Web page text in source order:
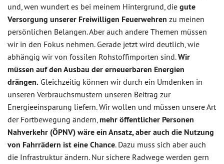
und, wen wundert es bei meinem Hintergrund, die gute
Versorgung unserer Freiwilligen Feuerwehren zu meinen
persönlichen Belangen. Aber auch andere Themen müssen
wir in den Fokus nehmen. Gerade jetzt wird deutlich, wie
abhängig wir von fossilen Rohstoffimporten sind.Wir
müssen auf den Ausbau der erneuerbaren Energien
drängen. Gleichzeitig können wir durch ein Umdenken in
unseren Verbrauchsmustern unseren Beitrag zur
Energieeinsparung liefern. Wir wollen und müssen unsere Art
der Fortbewegung ändern, mehr öffentlicher Personen
Nahverkehr (ÖPNV) wäre ein Ansatz, aber auch die Nutzung
von Fahrrädern ist eine Chance. Dazu muss sich aber auch
die Infrastruktur ändern. Nur sichere Radwege werden gern